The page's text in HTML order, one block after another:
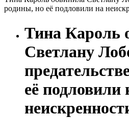
родины, но её подловили на
Тина Кароль
Светлану
её подловили